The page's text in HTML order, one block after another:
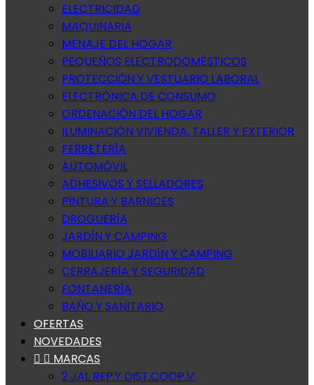
ELECTRICIDAD
MAQUINARIA
MENAJE DEL HOGAR
PEQUEÑOS ELECTRODOMÉSTICOS
PROTECCIÓN Y VESTUARIO LABORAL
ELECTRÓNICA DE CONSUMO
ORDENACIÓN DEL HOGAR
ILUMINACIÓN VIVIENDA, TALLER Y EXTERIOR
FERRETERÍA
AUTOMÓVIL
ADHESIVOS Y SELLADORES
PINTURA Y BARNICES
DROGUERÍA
JARDÍN Y CAMPING
MOBILIARIO JARDÍN Y CAMPING
CERRAJERÍA Y SEGURIDAD
FONTANERÍA
BAÑO Y SANITARIO
OFERTAS
NOVEDADES
  MARCAS
2 JAL REP.Y DIST.COOP.V.